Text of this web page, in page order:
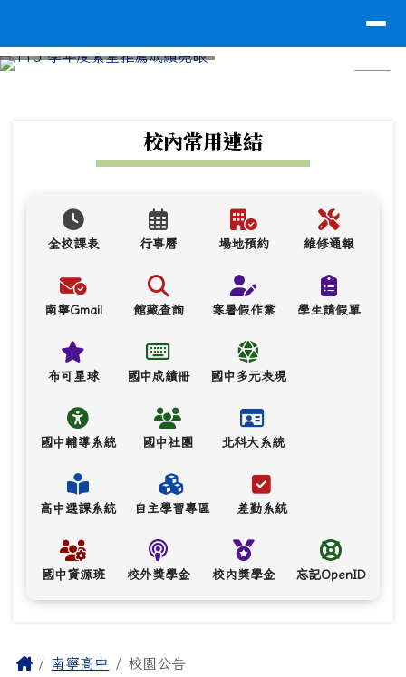
校內常用連結
全校課表 行事曆 場地預約 維修通報
南寧Gmail 館藏查詢 寒暑假作業 學生請假單
布可星球 國中成績冊 國中多元表現
國中輔導系統 國中社團 北科大系統
高中選課系統 自主學習專區 差勤系統
國中資源班 校外獎學金 校內獎學金 忘記OpenID
主內容區域
Home南寧高中 校園公告